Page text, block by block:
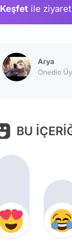
Keşfet ile
Arya
Onedio
BU